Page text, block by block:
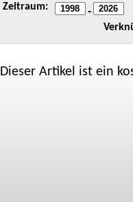
Zeitraum: -
Dieser Artikel ist ein